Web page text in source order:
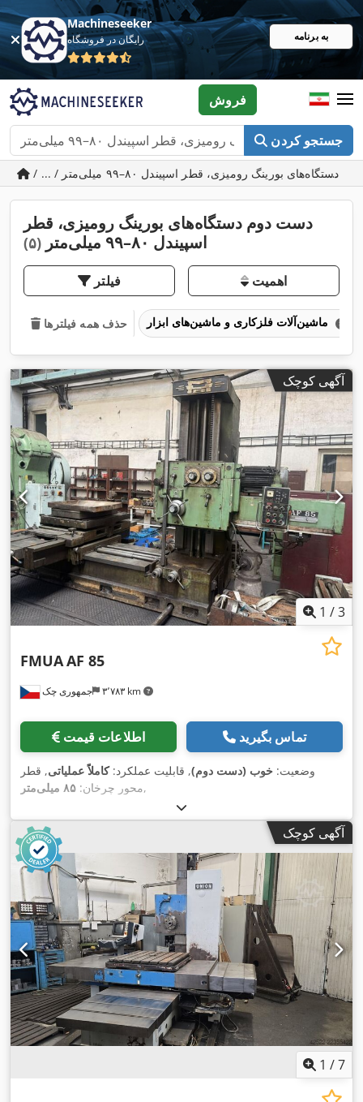
Machineseeker
رایگان در فروشگاه به برنامه
جستجو کردن
فروش
دست دوم دستگاه‌های بورینگ رومیزی، قطر
اسپیندل ۸۰–۹۹ میلی‌متر
(۵)
فیلتر اهمیت
حذف همه فیلترها
آگهی کوچک
1 /3
جمهوری چک ۳٬۷۸۳ km
FMUAAF 85
اطلاعات قیمت تماس بگیرید
وضعیت: خوب (دست دوم), قابلیت عملکرد:کاملاً عملیاتی, قطر
محور چرخان: ۸۵ میلی‌متر ,
آگهی کوچک
1 /7